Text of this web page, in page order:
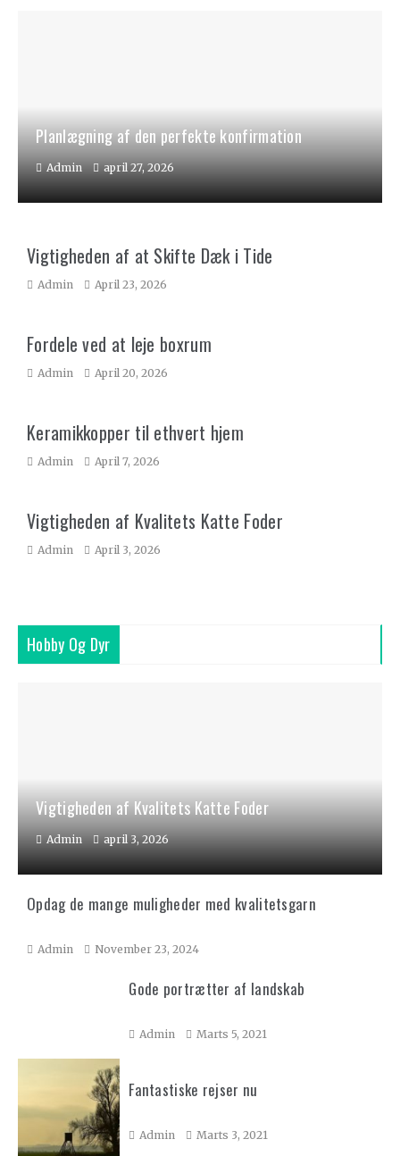
Planlægning af den perfekte konfirmation
Admin april 27, 2026
Vigtigheden af at Skifte Dæk i Tide
Admin April 23, 2026
Fordele ved at leje boxrum
Admin April 20, 2026
Keramikkopper til ethvert hjem
Admin April 7, 2026
Vigtigheden af Kvalitets Katte Foder
Admin April 3, 2026
Hobby Og Dyr
Vigtigheden af Kvalitets Katte Foder
Admin april 3, 2026
Opdag de mange muligheder med kvalitetsgarn
Admin November 23, 2024
Gode portrætter af landskab
Admin Marts 5, 2021
Fantastiske rejser nu
Admin Marts 3, 2021